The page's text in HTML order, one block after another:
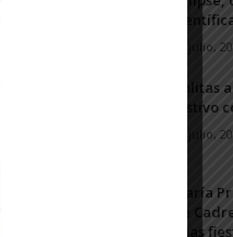
20 julio,
Ablitas
festivo
11 julio,
María
de
unas